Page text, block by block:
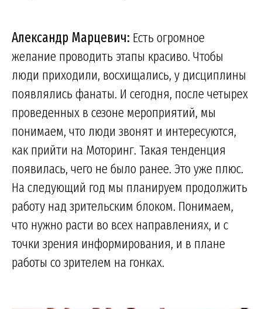
Александр Марцевич: Есть огромное
желание проводить этапы красиво. Чтобы
люди приходили, восхищались, у дисциплины
появлялись фанаты. И сегодня, после четырех
проведенных в сезоне мероприятий, мы
понимаем, что люди звонят и интересуются,
как прийти на Моторинг. Такая тенденция
появилась, чего не было ранее. Это уже плюс.
На следующий год мы планируем продолжить
работу над зрительским блоком. Понимаем,
что нужно расти во всех направлениях, и с
точки зрения информирования, и в плане
работы со зрителем на гонках.